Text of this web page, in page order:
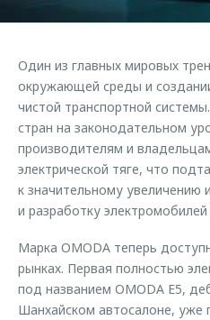
Аксессуары
Одежда и сувениры
Оригинальные аксессуары
Запчасти
Трейд-ин
Клуб владельцев OMODA
Приложение O&J
Аксессуары
Одежда и сувениры
Оригинальные аксессуары
Обратная связь
Один из главных мировых
окружающей среды и
чистой транспортной
стран на законодательном
производителям и
электрической тяге, что
к значительному увеличению
и разработку
Марка OMODA теперь
рынках. Первая полностью
под названием OMODA E5,
Шанхайском автосалоне, уже